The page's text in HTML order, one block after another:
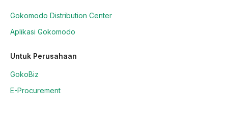
Gokomodo Distribution Center
Aplikasi Gokomodo
Untuk Perusahaan
GokoBiz
E-Procurement